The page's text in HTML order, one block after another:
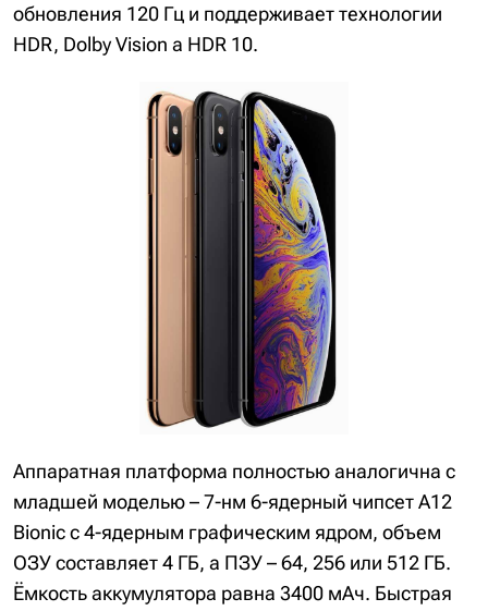
обновления 120 Гц и поддерживает технологии
HDR, Dolby Vision а HDR 10.
Аппаратная платформа полностью аналогична с
младшей моделью – 7-нм 6-ядерный чипсет A12
Bionic с 4-ядерным графическим ядром, объем
ОЗУ составляет 4 ГБ, а ПЗУ – 64, 256 или 512 ГБ.
Ёмкость аккумулятора равна 3400 мАч. Быстрая